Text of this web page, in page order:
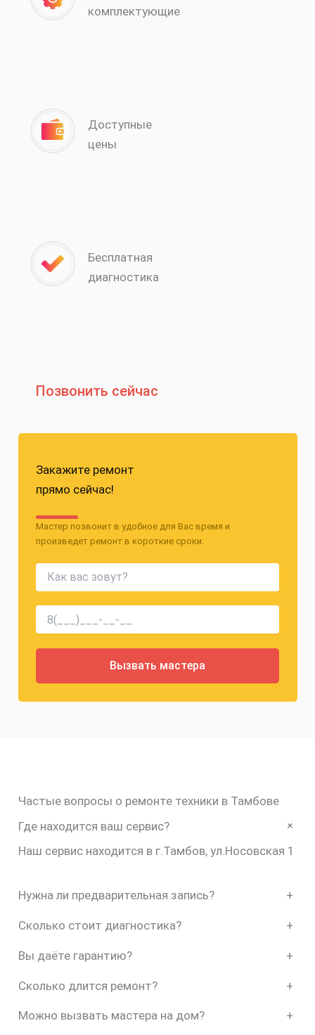
комплектующие
Доступные
цены
Бесплатная
диагностика
Позвонить сейчас
Закажите ремонт
прямо сейчас!
Мастер позвонит в удобное для Вас время и
произведет ремонт в короткие сроки.
Частые вопросы о ремонте техники в Тамбове
Где находится ваш сервис?
+
Наш сервис находится в г.Тамбов, ул.Носовская 1
Нужна ли предварительная запись? +
Сколько стоит диагностика? +
Вы даёте гарантию? +
Сколько длится ремонт? +
Можно вызвать мастера на дом? +